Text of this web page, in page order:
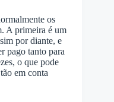
os
A primeira é um
por diante, e
pago tanto para
o que pode
em conta